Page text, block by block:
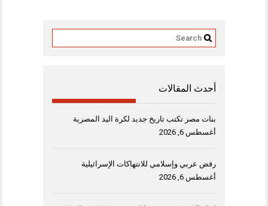
أحدث المقالات
بنات مصر تكتب تاريخ جديد لكرة اليد المصرية
أغسطس 6, 2026
رفض عربي وإسلامي للانتهاكات الإسرائيلية
أغسطس 6, 2026